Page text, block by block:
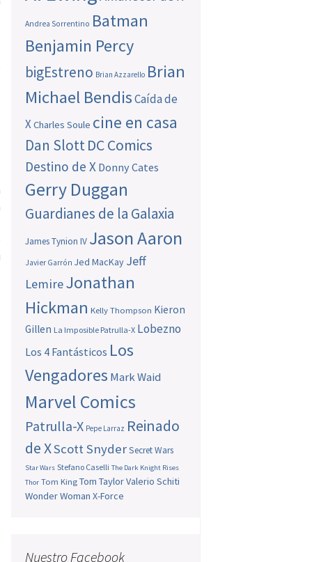
Andrea Sorrentino Batman
Benjamin Percy
bigEstreno Brian Azzarello Brian
Michael BendisCaída de
XCharles Soule cine en casa
Dan SlottDC Comics
Destino de X Donny Cates
Gerry Duggan
Guardianes de la Galaxia
James Tynion IV Jason Aaron
Javier Garrón Jed MacKay Jeff
LemireJonathan
Hickman Kelly Thompson Kieron
Gillen La Imposible Patrulla-X Lobezno
Los 4 Fantásticos Los
Vengadores Mark Waid
Marvel Comics
Patrulla-X Pepe Larraz Reinado
de XScott SnyderSecret Wars
Star Wars Stefano Caselli The Dark Knight Rises
Thor Tom King Tom TaylorValerio Schiti
Wonder Woman X-Force
Nuestro Facebook